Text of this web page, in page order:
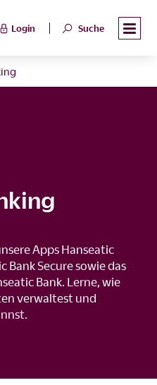
Login Suche
Apps Hanseatic
Bank Secure sowie das
Bank. Lerne, wie
verwaltest und